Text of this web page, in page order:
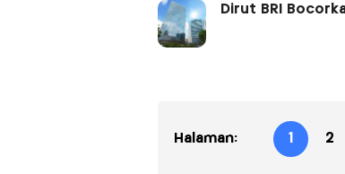
Dirut BRI
Halaman: 1 2